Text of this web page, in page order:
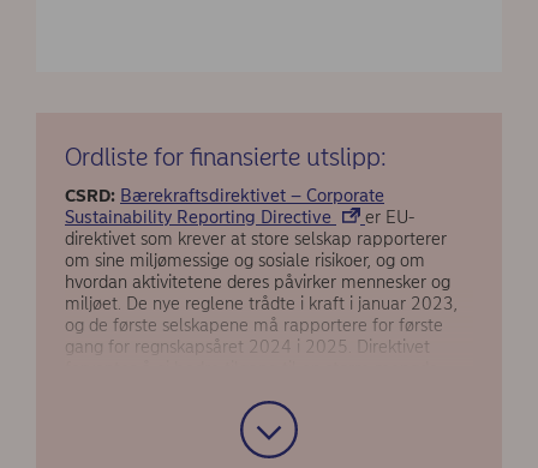
Ordliste for finansierte utslipp:
CSRD: Bærekraftsdirektivet – Corporate
Sustainability Reporting Directive
er EU-
direktivet som krever at store selskap rapporterer
om sine miljømessige og sosiale risikoer, og om
hvordan aktivitetene deres påvirker mennesker og
miljøet. De nye reglene trådte i kraft i januar 2023,
og de første selskapene må rapportere for første
gang for regnskapsåret 2024 i 2025. Direktivet
lettere for finansinstitusjoner å beregne sine